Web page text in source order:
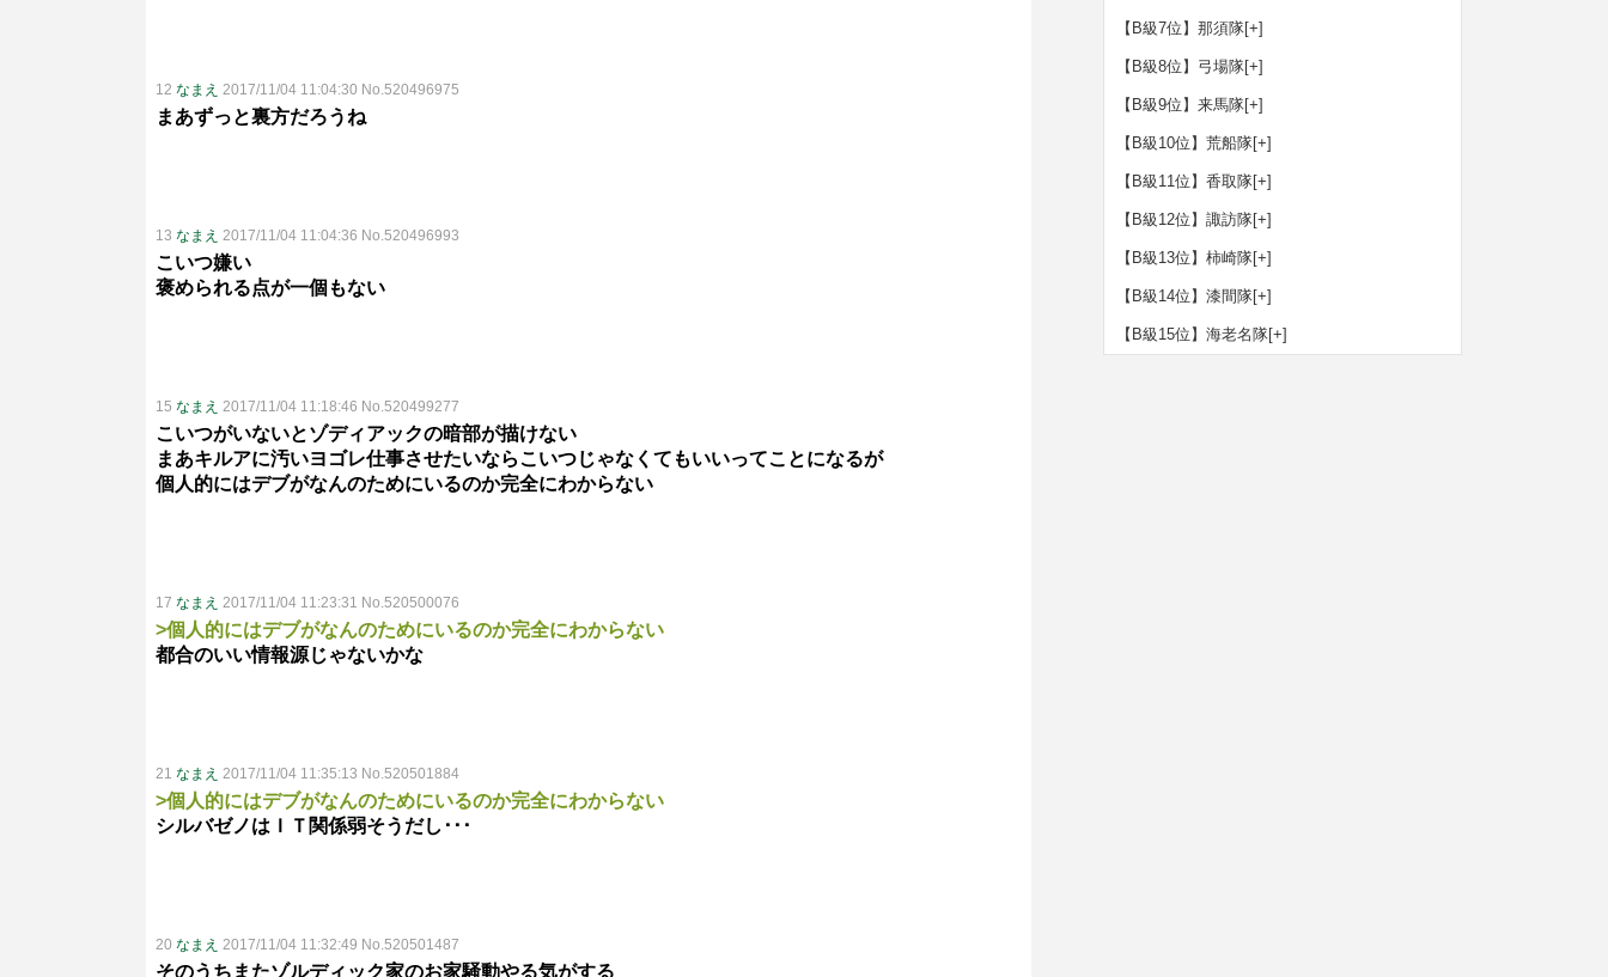
12 なまえ 2017/11/04 11:04:30 No.520496975
まあずっと裏方だろうね
13 なまえ 2017/11/04 11:04:36 No.520496993
こいつ嫌い
褒められる点が一個もない
15 なまえ 2017/11/04 11:18:46 No.520499277
こいつがいないとゾディアックの暗部が描けない
まあキルアに汚いヨゴレ仕事させたいならこいつじゃなくてもいいってことになるが
個人的にはデブがなんのためにいるのか完全にわからない
17 なまえ 2017/11/04 11:23:31 No.520500076
>個人的にはデブがなんのためにいるのか完全にわからない
都合のいい情報源じゃないかな
21 なまえ 2017/11/04 11:35:13 No.520501884
>個人的にはデブがなんのためにいるのか完全にわからない
シルバゼノはＩＴ関係弱そうだし･･･
20 なまえ 2017/11/04 11:32:49 No.520501487
そのうちまたゾルディック家のお家騒動やる気がする
【B級7位】那須隊[+]
【B級8位】弓場隊[+]
【B級9位】来馬隊[+]
【B級10位】荒船隊[+]
【B級11位】香取隊[+]
【B級12位】諏訪隊[+]
【B級13位】柿崎隊[+]
【B級14位】漆間隊[+]
【B級15位】海老名隊[+]